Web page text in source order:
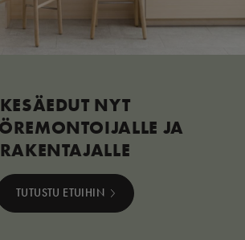
KESÄEDUT NYT
JA
RAKENTAJALLE
TUTUSTU ETUIHIN